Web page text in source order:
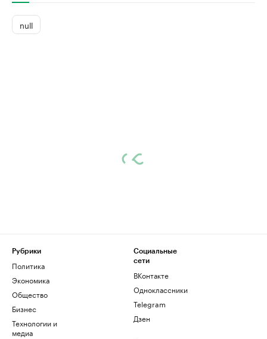
null
Рубрики
Политика
Экономика
Общество
Бизнес
Технологии и
медиа
Социальные
сети
ВКонтакте
Одноклассники
Telegram
Дзен